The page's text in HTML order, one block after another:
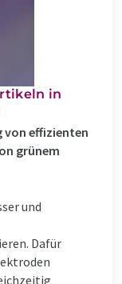
in
von effizienten
grünem
und
Dafür